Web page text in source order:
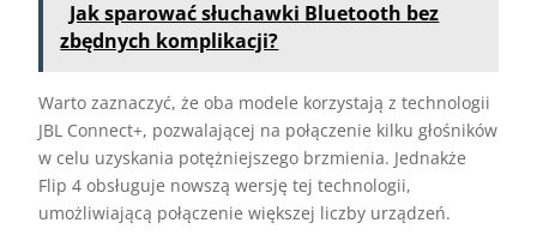
Jak sparować słuchawki Bluetooth bez
zbędnych komplikacji?
Warto zaznaczyć, że oba modele korzystają z technologii
JBL Connect+, pozwalającej na połączenie kilku głośników
w celu uzyskania potężniejszego brzmienia. Jednakże
Flip 4 obsługuje nowszą wersję tej technologii,
umożliwiającą połączenie większej liczby urządzeń.